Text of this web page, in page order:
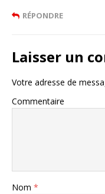
RÉPONDRE
Laisser un
Votre adresse de
Commentaire
Nom *